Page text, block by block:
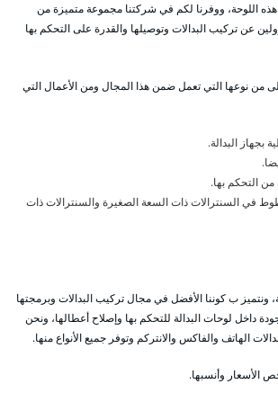
هذه اللوحة، ووفرنا لكم في شركتنا مجموعة متميزة من
عن تركيب البدالات وتوصيلها والقدرة على التحكم بها
من نوعها التي تعمل ضمن هذا المجال ومن الأعمال التي
بجهاز البدالة.
من التحكم بها.
في السنترالات ذات السعة الصغيرة والسنترالات ذات
على مدار 24 ساعة، ونتميز ب كوننا الأفضل في مجال تركيب البدالات وبرمجتها
داخل لوحات البدالة للتحكم بها وإصلاح أعطالها، ونحن
الهاتف والفاكس والانتركم وتوفر جميع الأنواع منها.
الأسعار وأنسبها.